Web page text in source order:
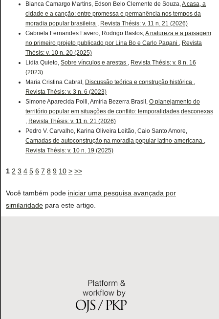
Bianca Camargo Martins, Edson Belo Clemente de Souza,A casa, a
cidade e a canção: entre promessa e permanência nos tempos da
moradia popular brasileira , Revista Thésis: v. 11 n. 21 (2026)
Gabriela Fernandes Favero, Rodrigo Bastos,A natureza e a paisagem
no primeiro projeto publicado por Lina Bo e Carlo Pagani , Revista
Thésis: v. 10 n. 20 (2025)
Lidia Quieto, Sobre vínculos e arestas , Revista Thésis: v. 8 n. 16
(2023)
Maria Cristina Cabral, Discussão teórica e construção histórica ,
Revista Thésis: v. 3 n. 6 (2023)
Simone Aparecida Polli, Amíria Bezerra Brasil, O planejamento do
território popular em situações de conflito: temporalidades desconexas
, Revista Thésis: v. 11 n. 21 (2026)
Pedro V. Carvalho, Karina Oliveira Leitão, Caio Santo Amore,
Camadas de autoconstrução na moradia popular latino-americana ,
Revista Thésis: v. 10 n. 19 (2025)
1 2 3 4 5 6 7 8 9 10 > >>
Você também pode iniciar uma pesquisa avançada por
similaridade para este artigo.